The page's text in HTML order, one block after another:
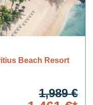
Beach Resort
1,989 €